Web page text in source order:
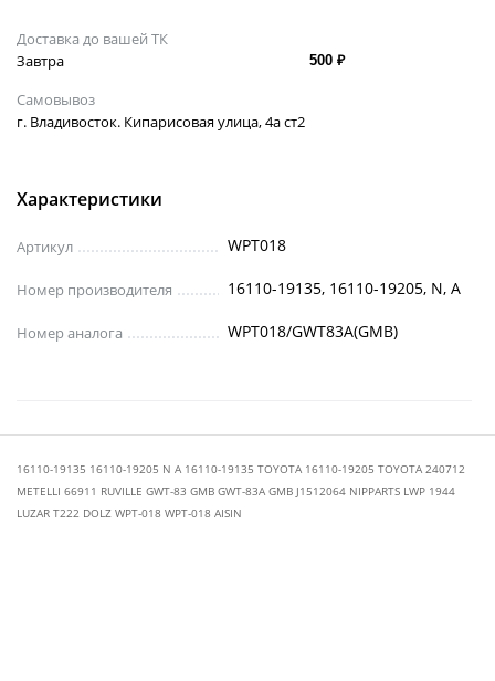
Доставка до вашей ТК
Завтра
500 ₽
Самовывоз
г. Владивосток. Кипарисовая улица, 4а ст2
Характеристики
Артикул WPT018
Номер производителя 16110-19135, 16110-19205, N, A
Номер аналога WPT018/GWT83A(GMB)
16110-19135 16110-19205 N A 16110-19135 TOYOTA 16110-19205 TOYOTA 240712
METELLI 66911 RUVILLE GWT-83 GMB GWT-83A GMB J1512064 NIPPARTS LWP 1944
LUZAR T222 DOLZ WPT-018 WPT-018 AISIN